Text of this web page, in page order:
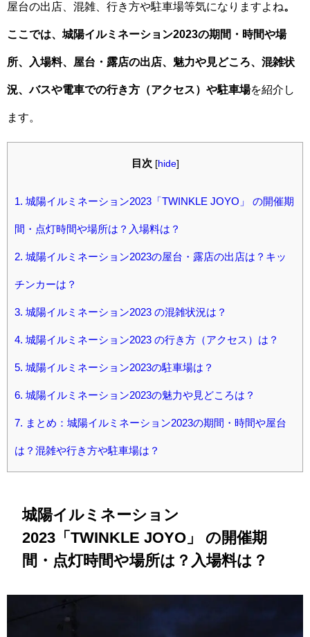
屋台の出店、混雑、行き方や駐車場等気になりますよね。
ここでは、城陽イルミネーション2023の期間・時間や場
所、入場料、屋台・露店の出店、魅力や見どころ、混雑状
況、バスや電車での行き方（アクセス）や駐車場を紹介し
ます。
目次 [hide]
1. 城陽イルミネーション2023「TWINKLE JOYO」 の開催期
間・点灯時間や場所は？入場料は？
2. 城陽イルミネーション2023の屋台・露店の出店は？キッ
チンカーは？
3. 城陽イルミネーション2023 の混雑状況は？
4. 城陽イルミネーション2023 の行き方（アクセス）は？
5. 城陽イルミネーション2023の駐車場は？
6. 城陽イルミネーション2023の魅力や見どころは？
7. まとめ：城陽イルミネーション2023の期間・時間や屋台
は？混雑や行き方や駐車場は？
城陽イルミネーション
2023「TWINKLE JOYO」 の開催期
間・点灯時間や場所は？入場料は？